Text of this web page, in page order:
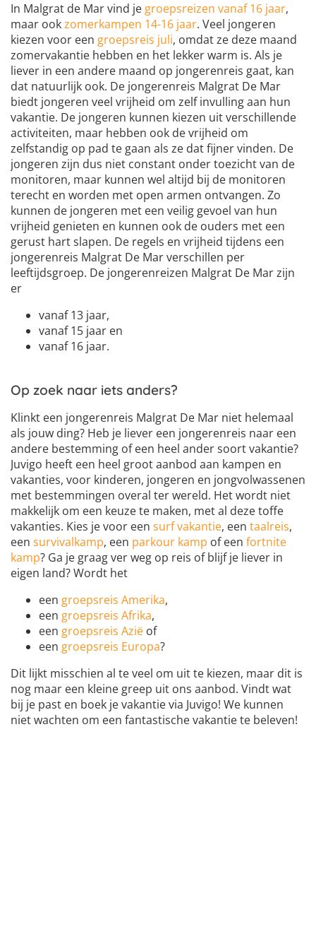
In Malgrat de Mar vind je groepsreizen vanaf 16 jaar,
maar ookzomerkampen 14-16 jaar. Veel jongeren
kiezen voor een groepsreis juli, omdat ze deze maand
zomervakantie hebben en het lekker warm is. Als je
liever in een andere maand op jongerenreis gaat, kan
dat natuurlijk ook. De jongerenreis Malgrat De Mar
biedt jongeren veel vrijheid om zelf invulling aan hun
vakantie. De jongeren kunnen kiezen uit verschillende
activiteiten, maar hebben ook de vrijheid om
zelfstandig op pad te gaan als ze dat fijner vinden. De
jongeren zijn dus niet constant onder toezicht van de
monitoren, maar kunnen wel altijd bij de monitoren
terecht en worden met open armen ontvangen. Zo
kunnen de jongeren met een veilig gevoel van hun
vrijheid genieten en kunnen ook de ouders met een
gerust hart slapen. De regels en vrijheid tijdens een
jongerenreis Malgrat De Mar verschillen per
leeftijdsgroep. De jongerenreizen Malgrat De Mar zijn
er
vanaf 13 jaar,
vanaf 15 jaar en
vanaf 16 jaar.
Op zoek naar iets anders?
Klinkt een jongerenreis Malgrat De Mar niet helemaal
als jouw ding? Heb je liever een jongerenreis naar een
andere bestemming of een heel ander soort vakantie?
Juvigo heeft een heel groot aanbod aan kampen en
vakanties, voor kinderen, jongeren en jongvolwassenen
met bestemmingen overal ter wereld. Het wordt niet
makkelijk om een keuze te maken, met al deze toffe
vakanties. Kies je voor een surf vakantie, een taalreis,
een survivalkamp, een parkour kamp of een fortnite
kamp? Ga je graag ver weg op reis of blijf je liever in
eigen land? Wordt het
een groepsreis Amerika,
een groepsreis Afrika,
een groepsreis Azië of
een groepsreis Europa?
Dit lijkt misschien al te veel om uit te kiezen, maar dit is
nog maar een kleine greep uit ons aanbod. Vindt wat
bij je past en boek je vakantie via Juvigo! We kunnen
niet wachten om een fantastische vakantie te beleven!